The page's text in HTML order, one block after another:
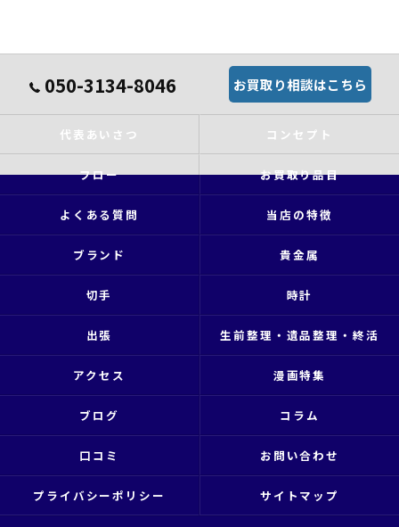
050-3134-8046 お買取り相談はこちら
代表あいさつ コンセプト
フロー お買取り品目
よくある質問 当店の特徴
ブランド 貴金属
切手 時計
出張 生前整理・遺品整理・終活
アクセス 漫画特集
ブログ コラム
口コミ お問い合わせ
プライバシーポリシー サイトマップ